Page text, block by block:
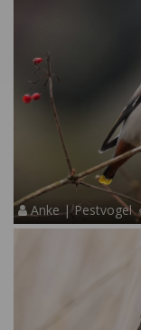
Anke | Pestvogel